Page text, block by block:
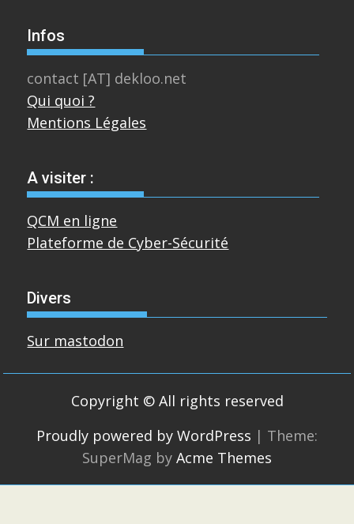
Infos
contact [AT] dekloo.net
Qui quoi ?
Mentions Légales
A visiter :
QCM en ligne
Plateforme de Cyber-Sécurité
Divers
Sur mastodon
Copyright © All rights reserved
Proudly powered by WordPress | Theme:
SuperMag by Acme Themes